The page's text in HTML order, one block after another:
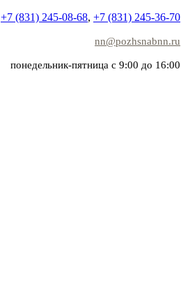
+7 (831) 245-08-68, +7 (831) 245-36-70
nn@pozhsnabnn.ru
понедельник-пятница с 9:00 до 16:00